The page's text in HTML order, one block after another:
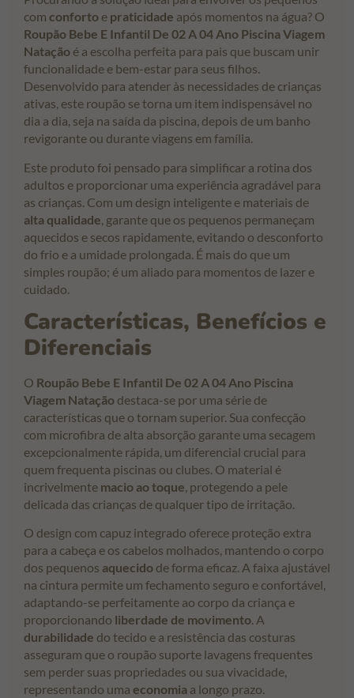
com conforto e praticidade após momentos na água? O
Roupão Bebe E Infantil De 02 A 04 Ano Piscina Viagem
Natação é a escolha perfeita para pais que buscam unir
funcionalidade e bem-estar para seus filhos.
Desenvolvido para atender às necessidades de crianças
ativas, este roupão se torna um item indispensável no
dia a dia, seja na saída da piscina, depois de um banho
revigorante ou durante viagens em família.
Este produto foi pensado para simplificar a rotina dos
adultos e proporcionar uma experiência agradável para
as crianças. Com um design inteligente e materiais de
alta qualidade , garante que os pequenos permaneçam
aquecidos e secos rapidamente, evitando o desconforto
do frio e a umidade prolongada. É mais do que um
simples roupão; é um aliado para momentos de lazer e
cuidado.
Características, Benefícios e
Diferenciais
O Roupão Bebe E Infantil De 02 A 04 Ano Piscina
Viagem Natação destaca-se por uma série de
características que o tornam superior. Sua confecção
com microfibra de alta absorção garante uma secagem
excepcionalmente rápida, um diferencial crucial para
quem frequenta piscinas ou clubes. O material é
incrivelmente macio ao toque, protegendo a pele
delicada das crianças de qualquer tipo de irritação.
O design com capuz integrado oferece proteção extra
para a cabeça e os cabelos molhados, mantendo o corpo
dos pequenos aquecido de forma eficaz. A faixa ajustável
na cintura permite um fechamento seguro e confortável,
adaptando-se perfeitamente ao corpo da criança e
proporcionando liberdade de movimento. A
durabilidade do tecido e a resistência das costuras
asseguram que o roupão suporte lavagens frequentes
sem perder suas propriedades ou sua vivacidade,
representando uma economia a longo prazo.